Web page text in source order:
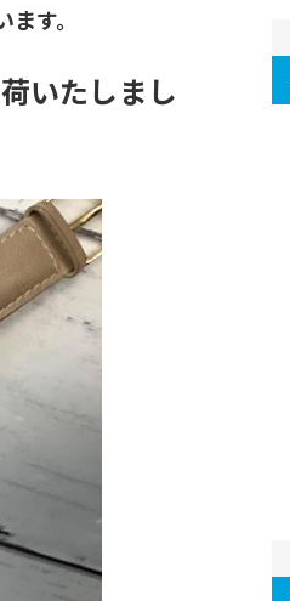
す。
いたしまし